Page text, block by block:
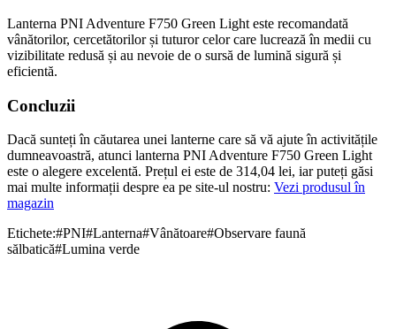
Lanterna PNI Adventure F750 Green Light este recomandată
vânătorilor, cercetătorilor și tuturor celor care lucrează în medii cu
vizibilitate redusă și au nevoie de o sursă de lumină sigură și
eficientă.
Concluzii
Dacă sunteți în căutarea unei lanterne care să vă ajute în activitățile
dumneavoastră, atunci lanterna PNI Adventure F750 Green Light
este o alegere excelentă. Prețul ei este de 314,04 lei, iar puteți găsi
mai multe informații despre ea pe site-ul nostru: Vezi produsul în
magazin
Etichete:#PNI#Lanterna#Vânătoare#Observare faună
sălbatică#Lumina verde